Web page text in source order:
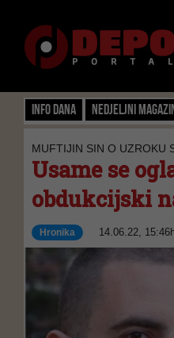
Info dana Nedjeljni magazin
MUFTIJIN SIN O UZROKU
Usame se
obdukcijski
Hronika 14.06.22,